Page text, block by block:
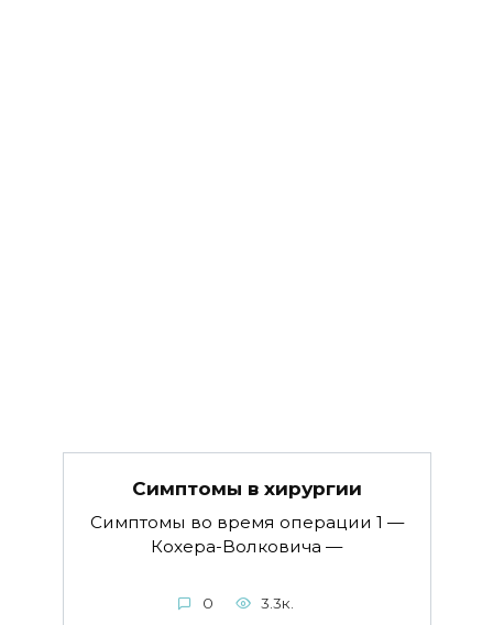
Симптомы в хируpгии
Симптомы во время операции 1 —
Кохера-Волковича —
0 3.3к.